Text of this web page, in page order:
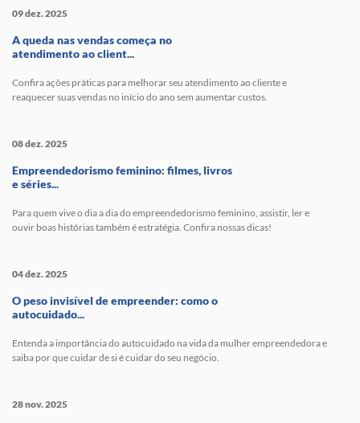
09 dez. 2025
A queda nas vendas começa no
atendimento ao client...
Confira ações práticas para melhorar seu atendimento ao cliente e
reaquecer suas vendas no início do ano sem aumentar custos.
08 dez. 2025
Empreendedorismo feminino: filmes, livros
e séries...
Para quem vive o dia a dia do empreendedorismo feminino, assistir, ler e
ouvir boas histórias também é estratégia. Confira nossas dicas!
04 dez. 2025
O peso invisível de empreender: como o
autocuidado...
Entenda a importância do autocuidado na vida da mulher empreendedora e
saiba por que cuidar de si é cuidar do seu negócio.
28 nov. 2025